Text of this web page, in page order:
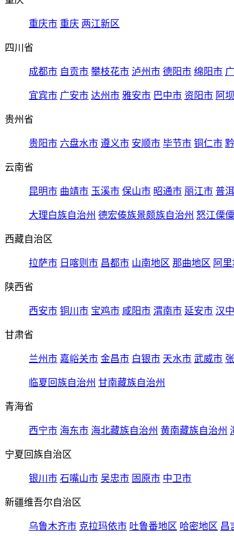
重庆市 重庆 两江新区
四川省
成都市 自贡市 攀枝花市 泸州市 德阳市 绵阳市
宜宾市 广安市 达州市 雅安市 巴中市 资阳市 阿
贵州省
贵阳市 六盘水市 遵义市 安顺市 毕节市 铜仁市
云南省
昆明市 曲靖市 玉溪市 保山市 昭通市 丽江市 普
大理白族自治州 德宏傣族景颇族自治州 怒江傈
西藏自治区
拉萨市 日喀则市 昌都市 山南地区 那曲地区 阿
陕西省
西安市 铜川市 宝鸡市 咸阳市 渭南市 延安市 汉
甘肃省
兰州市 嘉峪关市 金昌市 白银市 天水市 武威市
临夏回族自治州 甘南藏族自治州
青海省
西宁市 海东市 海北藏族自治州 黄南藏族自治州
宁夏回族自治区
银川市 石嘴山市 吴忠市 固原市 中卫市
新疆维吾尔自治区
乌鲁木齐市 克拉玛依市 吐鲁番地区 哈密地区 昌